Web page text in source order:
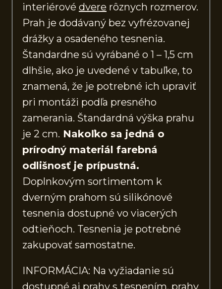
interiérové dvere rôznych rozmerov.
Prah je dodávaný bez vyfrézovanej
drážky a osadeného tesnenia.
Štandardne sú vyrábané o 1 – 1,5 cm
dlhšie, ako je uvedené v tabuľke, to
znamená, že je potrebné ich upraviť
pri montáži podľa presného
zamerania. Štandardná výška prahu
je 2 cm. Nakoľko sa jedná o
prírodný materiál farebná
odlišnosť je prípustná.
Doplnkovým sortimentom k
dverným prahom sú silikónové
tesnenia dostupné vo viacerých
odtieňoch. Tesnenia je potrebné
zakupovať samostatne.
INFORMÁCIA: Na vyžiadanie sú
dostupné aj prahy s tesnením, prahy